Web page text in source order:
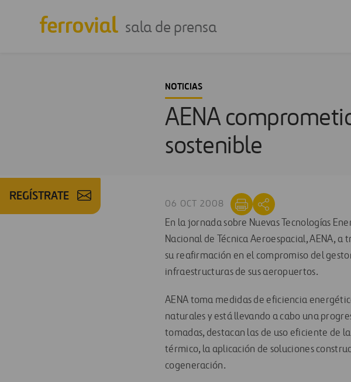
sala de prensa
REGÍSTRATE
NOTICIAS
AENA
sostenible
06 OCT 2008
En la jornada sobre Nuevas Tecnologías
Nacional de Técnica Aeroespacial, AENA,
su reafirmación en el compromiso del
infraestructuras de sus aeropuertos.
AENA toma medidas de eficiencia
naturales y está llevando a cabo una
tomadas, destacan las de uso eficiente de
térmico, la aplicación de soluciones
cogeneración.